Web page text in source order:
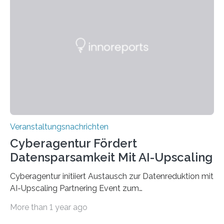
„QUAZAR“ mit insgesamt 1,15 Millionen Euro über vier
Veranstaltungsnachrichten
Cyberagentur Fördert
Datensparsamkeit Mit AI-Upscaling
Cyberagentur initiiert Austausch zur Datenreduktion mit
AI-Upscaling Partnering Event zum
innovative DatenverarbeitungDie Agentur für
More than 1 year ago